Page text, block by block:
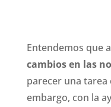
Entendemos que
cambios en las
parecer una tarea
embargo, con la